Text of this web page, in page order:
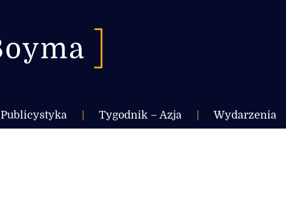
Publicystyka Tygodnik – Azja Wydarzenia